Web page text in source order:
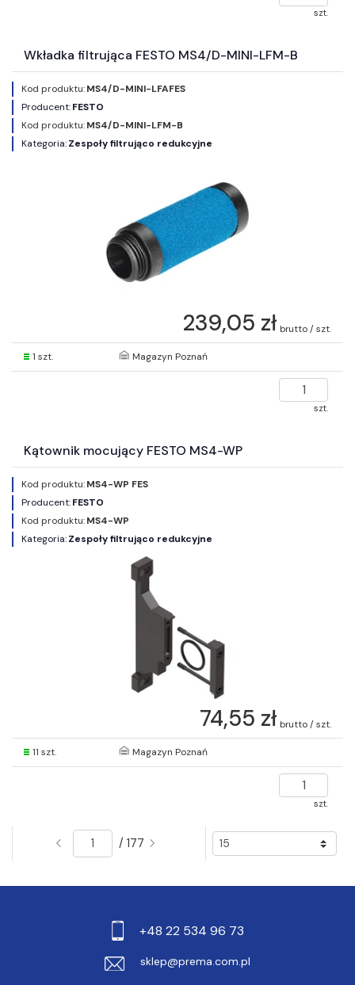
szt.
Wkładka filtrująca FESTO MS4/D-MINI-LFM-B
Kod produktu:MS4/D-MINI-LFAFES
Producent:FESTO
Kod produktu:MS4/D-MINI-LFM-B
Kategoria:Zespoły filtrująco redukcyjne
239,05 zł brutto / szt.
1 szt. Magazyn Poznań
szt.
Kątownik mocujący FESTO MS4-WP
Kod produktu:MS4-WP FES
Producent:FESTO
Kod produktu:MS4-WP
Kategoria:Zespoły filtrująco redukcyjne
74,55 zł brutto / szt.
11 szt. Magazyn Poznań
szt.
/ 177
+48 22 534 96 73
sklep@prema.com.pl